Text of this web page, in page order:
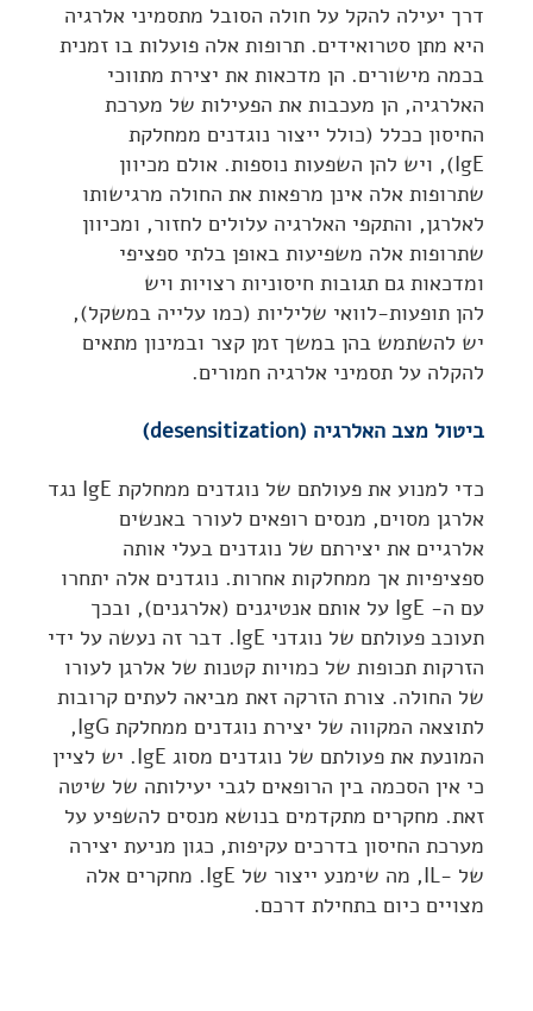
דרך יעילה להקל על חולה הסובל מתסמיני אלרגיה
היא מתן סטרואידים. תרופות אלה פועלות בו זמנית
בכמה מישורים. הן מדכאות את יצירת מתווכי
האלרגיה, הן מעכבות את הפעילות של מערכת
החיסון ככלל (כולל ייצור נוגדנים ממחלקת
IgE), ויש להן השפעות נוספות. אולם מכיוון
שתרופות אלה אינן מרפאות את החולה מרגישותו
לאלרגן, והתקפי האלרגיה עלולים לחזור, ומכיוון
שתרופות אלה משפיעות באופן בלתי ספציפי
ומדכאות גם תגובות חיסוניות רצויות ויש
להן תופעות-לוואי שליליות (כמו עלייה במשקל),
יש להשתמש בהן במשך זמן קצר ובמינון מתאים
להקלה על תסמיני אלרגיה חמורים.
ביטול מצב האלרגיה (desensitization)
כדי למנוע את פעולתם של נוגדנים ממחלקת IgE נגד
אלרגן מסוים, מנסים רופאים לעורר באנשים
אלרגיים את יצירתם של נוגדנים בעלי אותה
ספציפיות אך ממחלקות אחרות. נוגדנים אלה יתחרו
עם ה- IgE על אותם אנטיגנים (אלרגנים), ובכך
תעוכב פעולתם של נוגדני IgE. דבר זה נעשה על ידי
הזרקות תכופות של כמויות קטנות של אלרגן לעורו
של החולה. צורת הזרקה זאת מביאה לעתים קרובות
לתוצאה המקווה של יצירת נוגדנים ממחלקת IgG,
המונעת את פעולתם של נוגדנים מסוג IgE. יש לציין
כי אין הסכמה בין הרופאים לגבי יעילותה של שיטה
זאת. מחקרים מתקדמים בנושא מנסים להשפיע על
מערכת החיסון בדרכים עקיפות, כגון מניעת יצירה
של -IL, מה שימנע ייצור של IgE. מחקרים אלה
מצויים כיום בתחילת דרכם.